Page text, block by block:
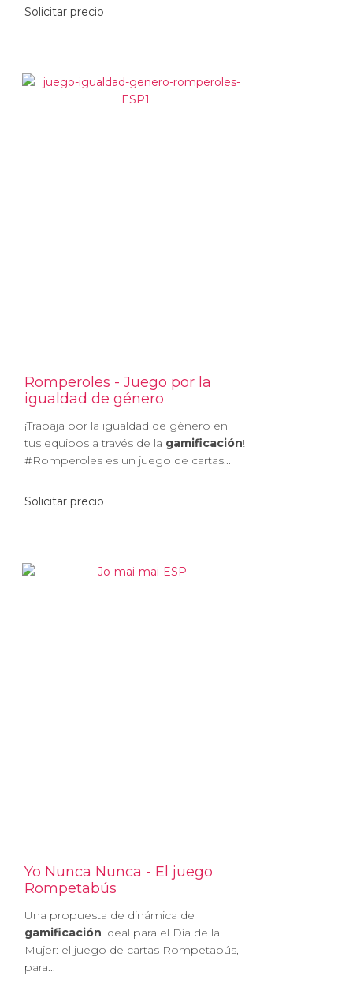
Solicitar precio
Romperoles - Juego por la
igualdad de género
¡Trabaja por la igualdad de género en
tus equipos a través de la gamificación!
#Romperoles es un juego de cartas...
Solicitar precio
Yo Nunca Nunca - El juego
Rompetabús
Una propuesta de dinámica de
gamificación ideal para el Día de la
Mujer: el juego de cartas Rompetabús,
para...